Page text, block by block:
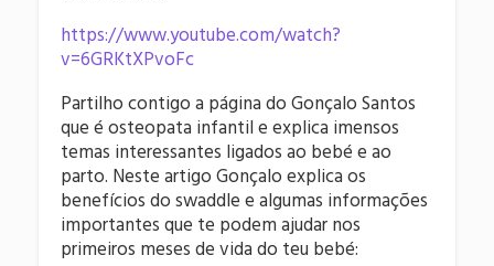
https://www.youtube.com/watch?
v=6GRKtXPvoFc
Partilho contigo a página do Gonçalo Santos
que é osteopata infantil e explica imensos
temas interessantes ligados ao bebé e ao
parto. Neste artigo Gonçalo explica os
benefícios do swaddle e algumas informações
importantes que te podem ajudar nos
primeiros meses de vida do teu bebé: